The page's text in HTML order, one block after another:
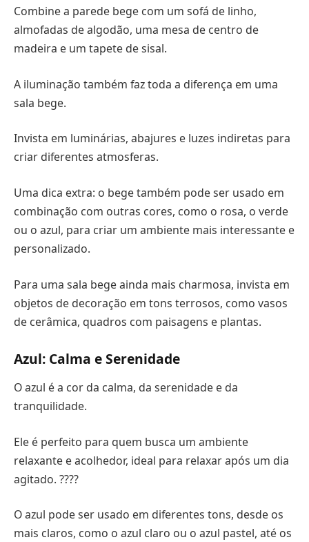
Combine a parede bege com um sofá de linho,
almofadas de algodão, uma mesa de centro de
madeira e um tapete de sisal.
A iluminação também faz toda a diferença em uma
sala bege.
Invista em luminárias, abajures e luzes indiretas para
criar diferentes atmosferas.
Uma dica extra: o bege também pode ser usado em
combinação com outras cores, como o rosa, o verde
ou o azul, para criar um ambiente mais interessante e
personalizado.
Para uma sala bege ainda mais charmosa, invista em
objetos de decoração em tons terrosos, como vasos
de cerâmica, quadros com paisagens e plantas.
Azul: Calma e Serenidade
O azul é a cor da calma, da serenidade e da
tranquilidade.
Ele é perfeito para quem busca um ambiente
relaxante e acolhedor, ideal para relaxar após um dia
agitado. ????
O azul pode ser usado em diferentes tons, desde os
mais claros, como o azul claro ou o azul pastel, até os